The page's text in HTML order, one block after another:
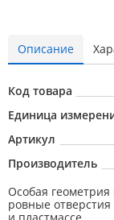
Описание
Код товара
Единица
Артикул
Производитель
Особая
ровные